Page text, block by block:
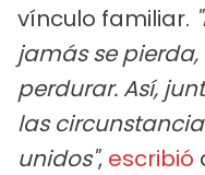
vínculo familiar.
jamás se
perdurar. Así,
las
unidos", escribió